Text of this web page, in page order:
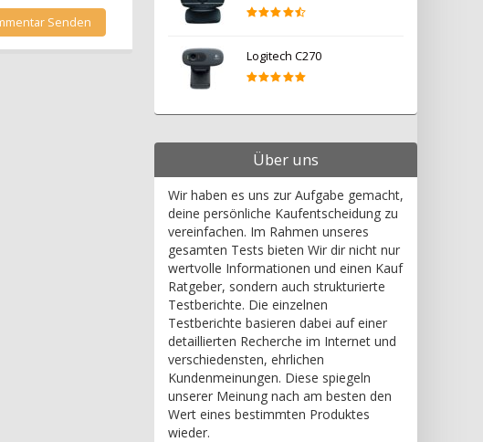
Logitech C270
Über uns
Wir haben es uns zur Aufgabe gemacht,
deine persönliche Kaufentscheidung zu
vereinfachen. Im Rahmen unseres
gesamten Tests bieten Wir dir nicht nur
wertvolle Informationen und einen Kauf
Ratgeber, sondern auch strukturierte
Testberichte. Die einzelnen
Testberichte basieren dabei auf einer
detaillierten Recherche im Internet und
verschiedensten, ehrlichen
Kundenmeinungen. Diese spiegeln
unserer Meinung nach am besten den
Wert eines bestimmten Produktes
wieder.